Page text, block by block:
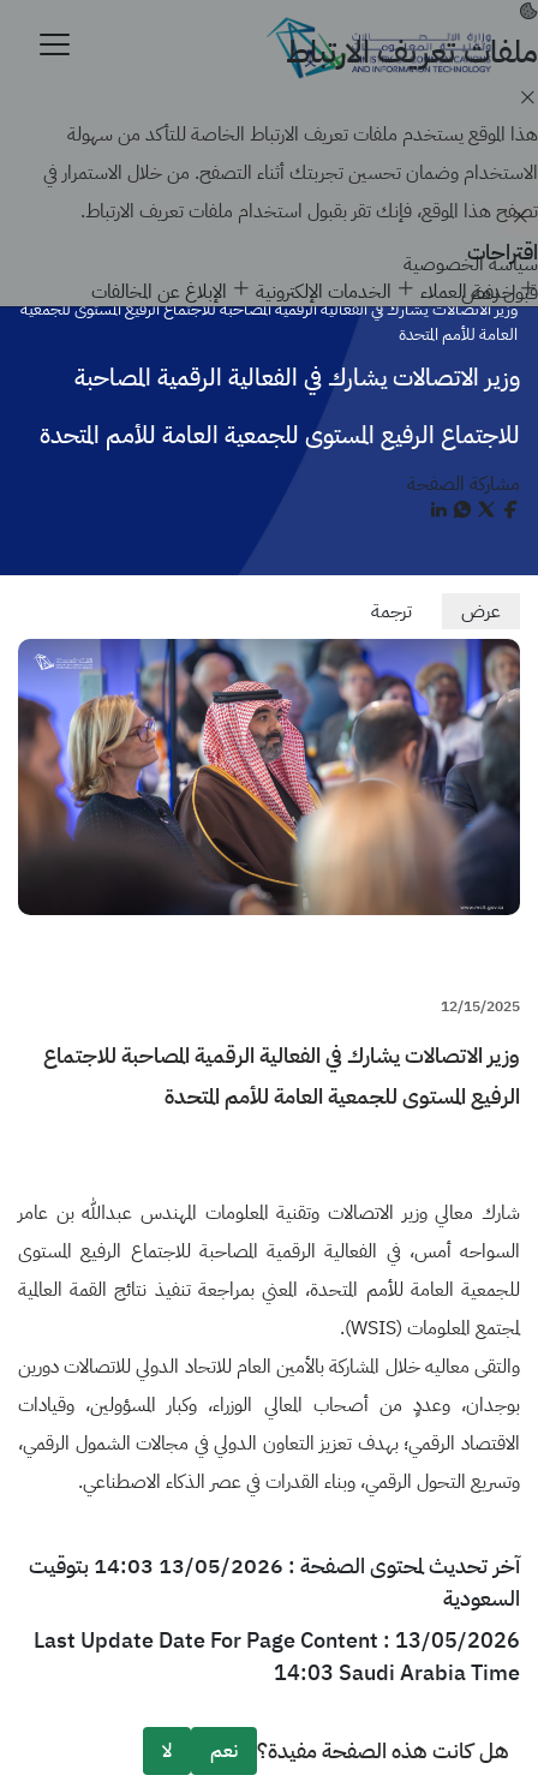
موقع حكومي رسمي تابع لحكومة المملكة العربية السعودية
كيف تتحقق
تجاوز
إلى
المحتوى
الرئيسي
اقتراحات
خدمة العملاء الخدمات الإلكترونية الإبلاغ عن المخالفات الرئيسية
Node
وزير الاتصالات يشارك في الفعالية الرقمية المصاحبة للاجتماع الرفيع المستوى للجمعية
العامة للأمم المتحدة
وزير الاتصالات يشارك في الفعالية الرقمية المصاحبة
للاجتماع الرفيع المستوى للجمعية العامة للأمم المتحدة
مشاركة الصفحة
Primary
tabs
عرض
التبويب
النشطة)
ترجمة
12/15/2025
وزير الاتصالات يشارك في الفعالية الرقمية المصاحبة للاجتماع
الرفيع المستوى للجمعية العامة للأمم المتحدة
شارك معالي وزير الاتصالات وتقنية المعلومات المهندس عبدالله بن عامر
السواحه أمس، في الفعالية الرقمية المصاحبة للاجتماع الرفيع المستوى
للجمعية العامة للأمم المتحدة، المعني بمراجعة تنفيذ نتائج القمة العالمية
لمجتمع المعلومات (WSIS).
والتقى معاليه خلال المشاركة بالأمين العام للاتحاد الدولي للاتصالات دورين
بوجدان، وعددٍ من أصحاب المعالي الوزراء، وكبار المسؤولين، وقيادات
الاقتصاد الرقمي؛ بهدف تعزيز التعاون الدولي في مجالات الشمول الرقمي،
وتسريع التحول الرقمي، وبناء القدرات في عصر الذكاء الاصطناعي.
آخر تحديث لمحتوى الصفحة : 13/05/2026 14:03 بتوقيت
السعودية
Last Update Date For Page Content : 13/05/2026
14:03 Saudi Arabia Time
هل كانت هذه الصفحة مفيدة؟ نعم لا
ملفات تعريف الارتباط
هذا الموقع يستخدم ملفات تعريف الارتباط الخاصة للتأكد من سهولة
الاستخدام وضمان تحسين تجربتك أثناء التصفح. من خلال الاستمرار في
تصفح هذا الموقع، فإنك تقر بقبول استخدام ملفات تعريف الارتباط.
سياسة الخصوصية
قبولرفض